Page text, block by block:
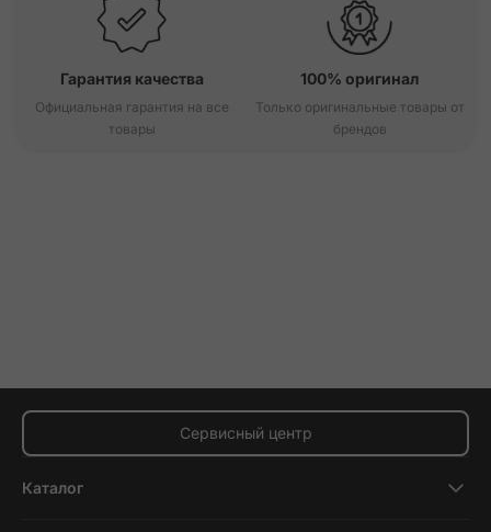
Гарантия качества
Официальная гарантия на все
товары
100% оригинал
Только оригинальные товары от
брендов
Сервисный центр
Каталог